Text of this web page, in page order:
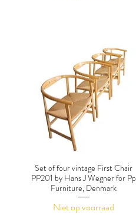
Set of four vintage First Chair
PP201 by Hans J Wegner for Pp
Furniture, Denmark
Niet op voorraad